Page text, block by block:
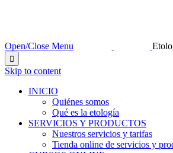
Open/Close Menu

Skip to content
INICIO
Quiénes somos
Qué es la etología
SERVICIOS Y PRODUCTOS
Nuestros servicios y tarifas
Tienda online de servicios y